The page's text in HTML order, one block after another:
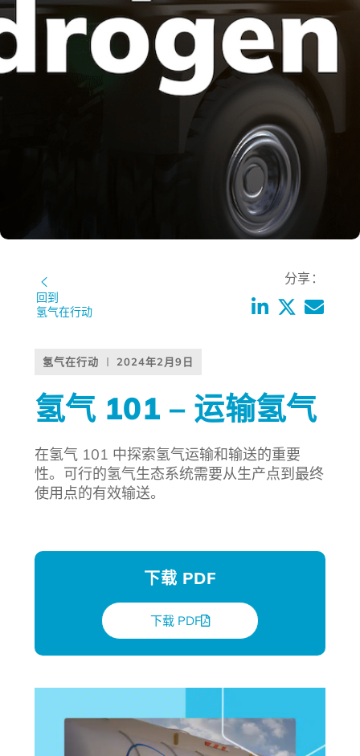
回到
氢气在行动
分享：
氢气在行动 2024年2月9日
氢气 101 – 运输氢气
在氢气 101 中探索氢气运输和输送的重要
性。可行的氢气生态系统需要从生产点到最终
使用点的有效输送。
下载 PDF
下载 PDF